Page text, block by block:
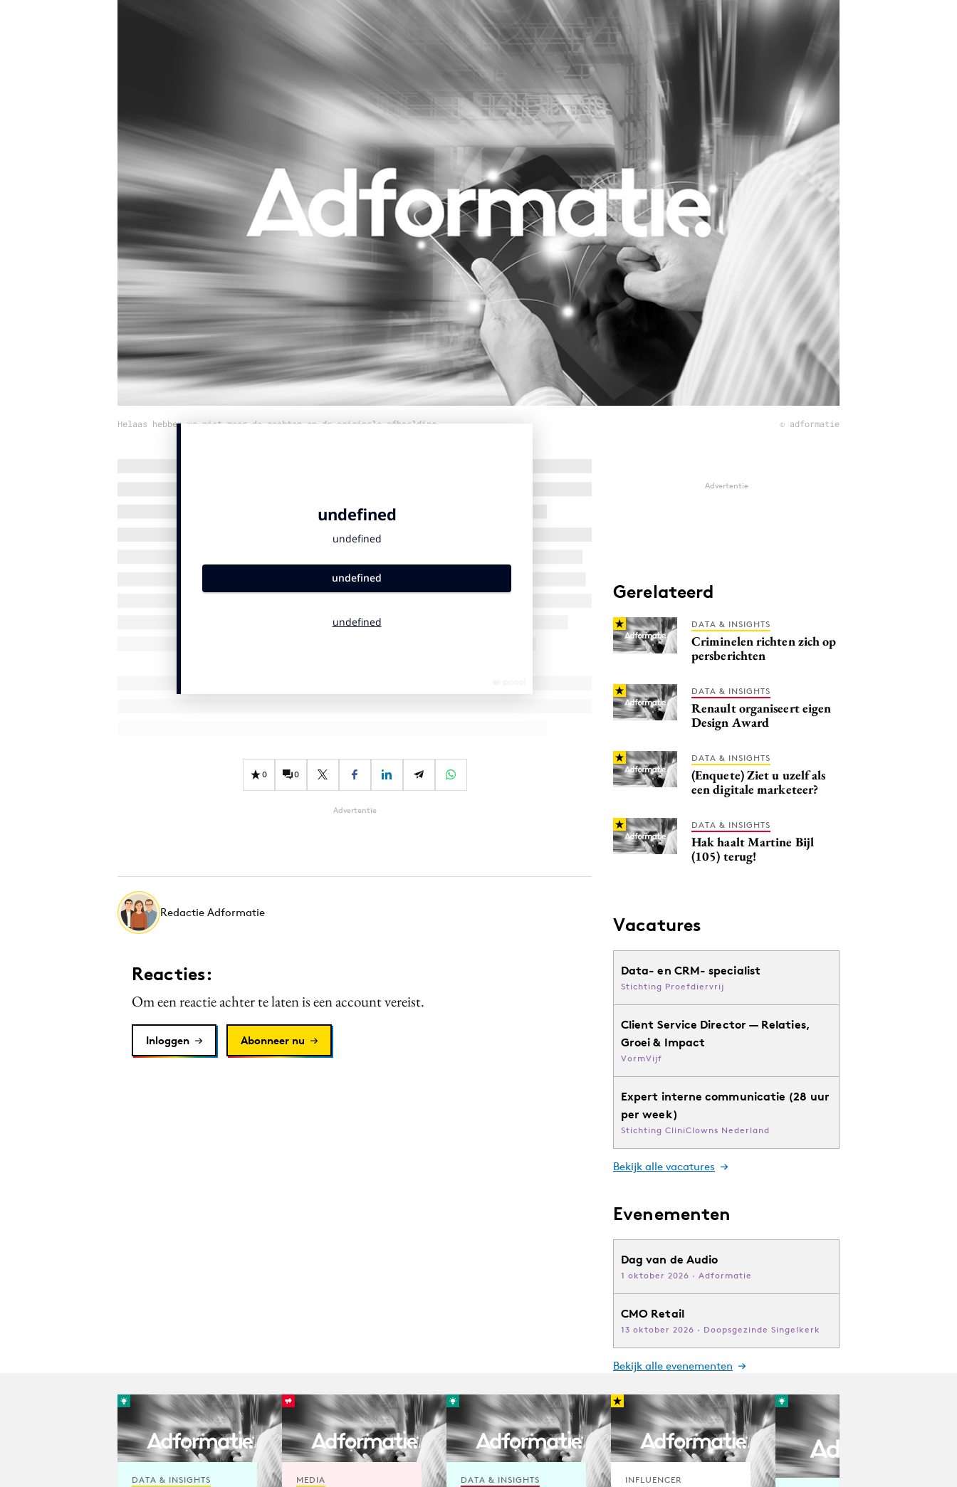
Influencer marketing
Interne communicatie
Purpose Marketing
Reputatie & crisis
Helaas hebben we niet meer de rechten op de originele afbeelding © adformatie
0 0
Advertentie
Redactie Adformatie
Reacties:
Om een reactie achter te laten is een account vereist.
Inloggen Abonneer nu
Advertentie
Gerelateerd
DATA & INSIGHTS
Criminelen richten zich op
persberichten
DATA & INSIGHTS
Renault organiseert eigen
Design Award
DATA & INSIGHTS
(Enquete) Ziet u uzelf als
een digitale marketeer?
DATA & INSIGHTS
Hak haalt Martine Bijl
(105) terug!
Vacatures
Data- en CRM- specialist
Stichting Proefdiervrij
Client Service Director — Relaties,
Groei & Impact
VormVijf
Expert interne communicatie (28 uur
per week)
Stichting CliniClowns Nederland
Bekijk alle vacatures
Evenementen
Dag van de Audio
1 oktober 2026 · Adformatie
CMO Retail
13 oktober 2026 · Doopsgezinde Singelkerk
Bekijk alle evenementen
DATA & INSIGHTS MEDIA DATA & INSIGHTS
INFLUENCER